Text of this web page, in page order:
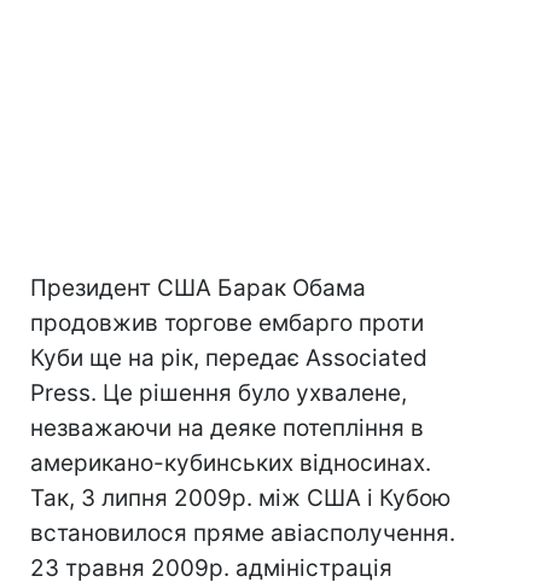
Президент США Барак Обама
продовжив торгове ембарго проти
Куби ще на рік, передає Associated
Press. Це рішення було ухвалене,
незважаючи на деяке потепління в
американо-кубинських відносинах.
Так, 3 липня 2009р. між США і Кубою
встановилося пряме авіасполучення.
23 травня 2009р. адміністрація